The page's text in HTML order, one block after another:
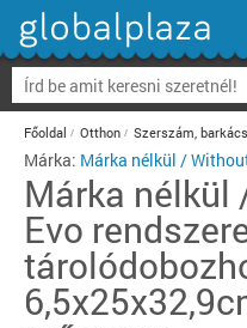
Főoldal Otthon Szerszám,
Márka: Márka nélkül /
Márka nélkül
Evo